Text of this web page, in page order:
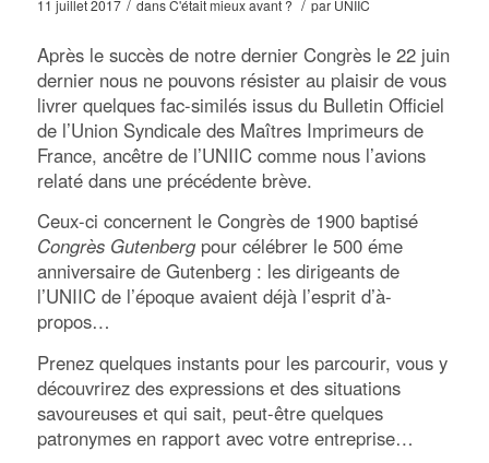
11 juillet 2017 / dansC'était mieux avant ? / par UNIIC
Après le succès de notre dernier Congrès le 22 juin
dernier nous ne pouvons résister au plaisir de vous
livrer quelques fac-similés issus du Bulletin Officiel
de l’Union Syndicale des Maîtres Imprimeurs de
France, ancêtre de l’UNIIC comme nous l’avions
relaté dans une précédente brève.
Ceux-ci concernent le Congrès de 1900 baptisé
Congrès Gutenbergpour célébrer le 500 éme
anniversaire de Gutenberg : les dirigeants de
l’UNIIC de l’époque avaient déjà l’esprit d’à-
propos…
Prenez quelques instants pour les parcourir, vous y
découvrirez des expressions et des situations
savoureuses et qui sait, peut-être quelques
patronymes en rapport avec votre entreprise…